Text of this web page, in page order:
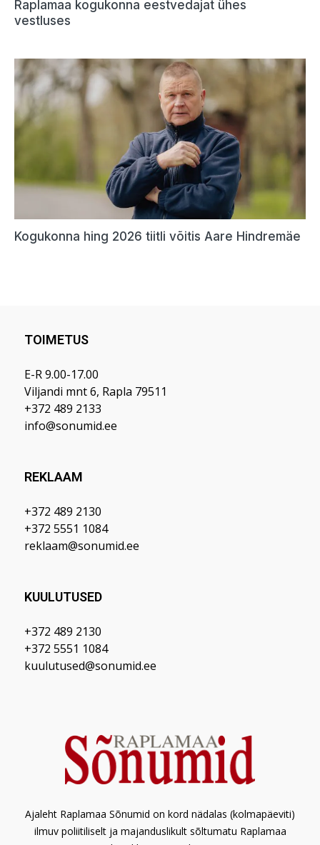
TOIMETUS
E-R 9.00-17.00
Viljandi mnt 6, Rapla 79511
+372 489 2133
info@sonumid.ee
REKLAAM
+372 489 2130
+372 5551 1084
reklaam@sonumid.ee
KUULUTUSED
+372 489 2130
+372 5551 1084
kuulutused@sonumid.ee
Ajaleht Raplamaa Sõnumid on kord nädalas (kolmapäeviti)
ilmuv poliitiliselt ja majanduslikult sõltumatu Raplamaa